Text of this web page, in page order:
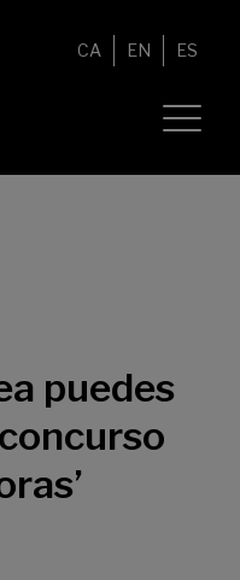
CA EN ES
puedes